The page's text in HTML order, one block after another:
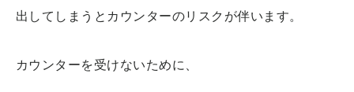
出してしまうとカウンターのリスクが伴います。
カウンターを受けないために、